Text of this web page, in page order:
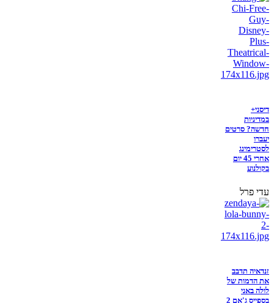
דיסני+
במדיניות
חדשה? סרטים
יעברו
לסטרימינג
אחרי 45 יום
בקולנוע
עדי פרל
זנדאיה תדבב
את הדמות של
לולה באני
בספייס ג'אם 2